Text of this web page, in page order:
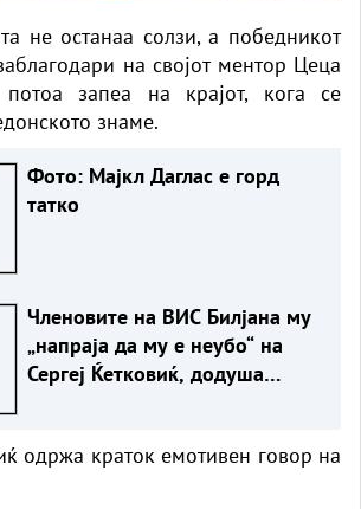
не останаа солзи, а победникот
на својот ментор Цецa
запеа на крајот, кога се
знаме.
Фото: Мајкл Даглас е горд
татко
Членовите на ВИС Билјана му
„напраја да му е неубо“ на
Сергеј Ќетковиќ, додуша
одржа краток емотивен говор на